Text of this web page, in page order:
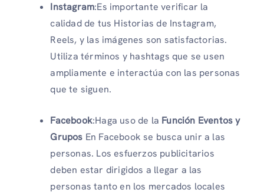
Instagram:Es importante verificar la
calidad de tus Historias de Instagram,
Reels, y las imágenes son satisfactorias.
Utiliza términos y hashtags que se usen
ampliamente e interactúa con las personas
que te siguen.
Facebook:Haga uso de la Función Eventos y
Grupos En Facebook se busca unir a las
personas. Los esfuerzos publicitarios
deben estar dirigidos a llegar a las
personas tanto en los mercados locales